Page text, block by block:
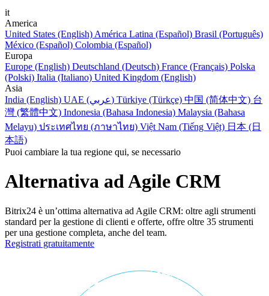
it
America
United States (English) América Latina (Español) Brasil (Português)
México (Español) Colombia (Español)
Europa
Europe (English) Deutschland (Deutsch) France (Français) Polska
(Polski) Italia (Italiano) United Kingdom (English)
Asia
India (English)
UAE (عربي) Türkiye (Türkçe) 中国 (简体中文) 台
灣 (繁體中文) Indonesia (Bahasa Indonesia) Malaysia (Bahasa
Melayu) ประเทศไทย (ภาษาไทย) Việt Nam (Tiếng Việt) 日本 (日
本語)
Puoi cambiare la tua regione qui, se necessario
Alternativa ad Agile CRM
Bitrix24 è un’ottima alternativa ad Agile CRM: oltre agli strumenti
standard per la gestione di clienti e offerte, offre oltre 35 strumenti
per una gestione completa, anche del team.
Registrati gratuitamente